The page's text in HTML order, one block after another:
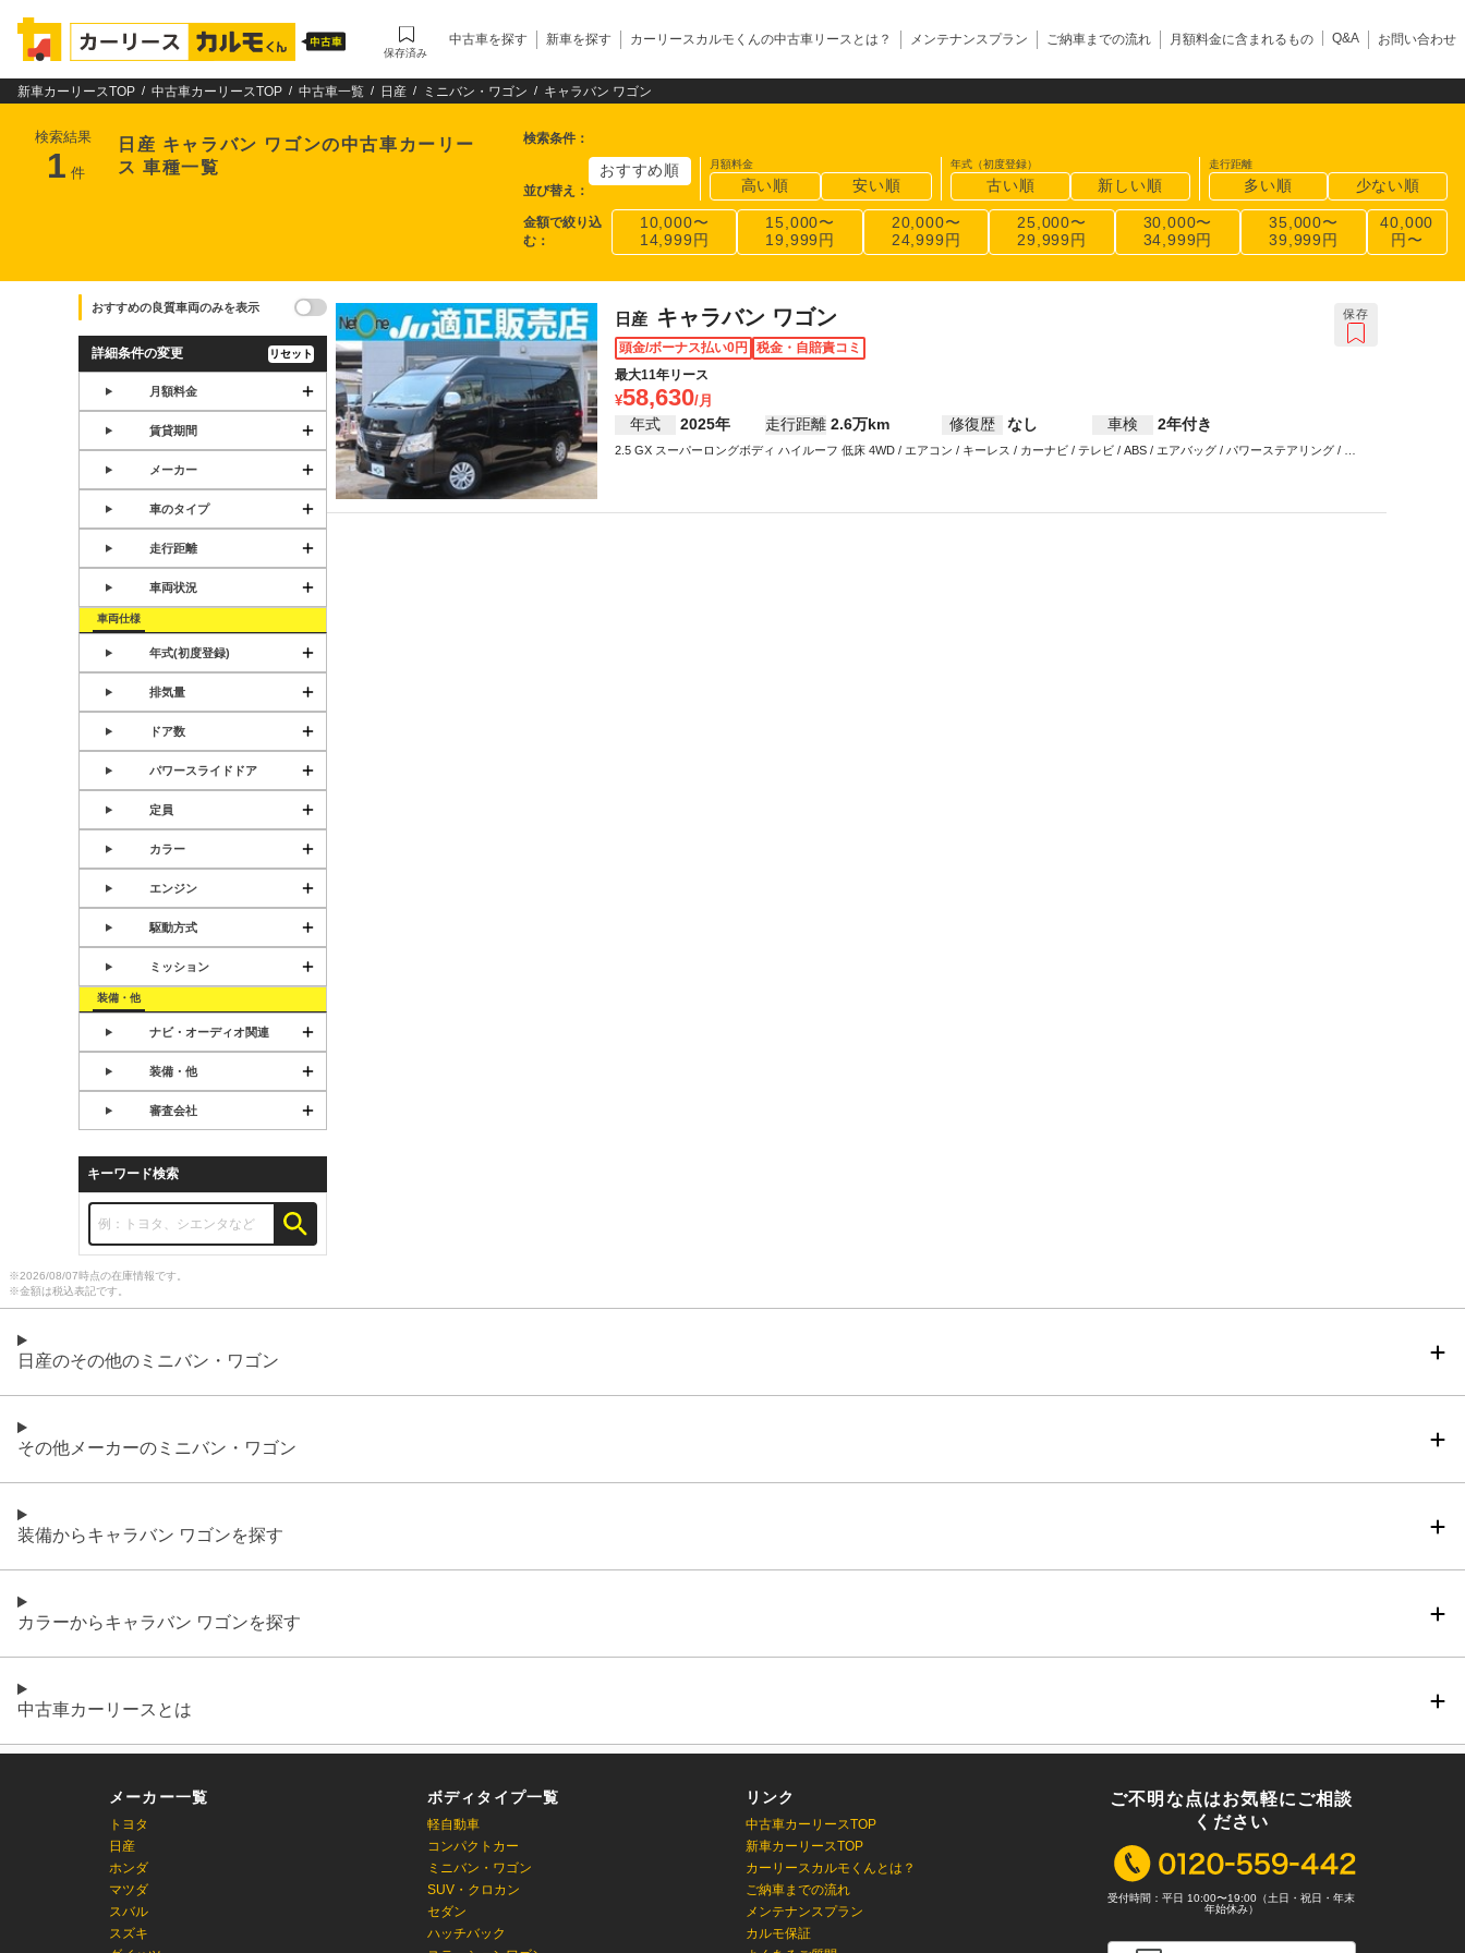
保存済み
中古車を探す 新車を探す カーリースカルモくんの中古車リースとは？ メンテナンスプラン ご納車までの流れ 月額料金に含まれるもの Q&A お問い合わせ
新車カーリースTOP 中古車カーリースTOP 中古車一覧 日産 ミニバン・ワゴン キャラバン ワゴン
検索結果
1 件
日産 キャラバン ワゴンの中古車カーリー
ス 車種一覧
検索条件 ：
並び替え ：
おすすめ順 月額料金
高い順 安い順
年式（初度登録）
古い順 新しい順
走行距離
多い順 少ない順
金額で絞り込
む ：
10,000〜
14,999円
15,000〜
19,999円
20,000〜
24,999円
25,000〜
29,999円
30,000〜
34,999円
35,000〜
39,999円
40,000
円〜
おすすめの良質車両のみを表示
詳細条件の変更 リセット
月額料金
賃貸期間
メーカー
車のタイプ
走行距離
車両状況
車両仕様
年式(初度登録)
排気量
ドア数
パワースライドドア
定員
カラー
エンジン
駆動方式
ミッション
装備・他
ナビ・オーディオ関連
装備・他
審査会社
キーワード検索
日産 キャラバン ワゴン
頭金/ボーナス払い0円
税金・自賠責コミ
最大11年リース
58,630
年式 2025年 走行距離 2.6万km 修復歴 なし 車検 2年付き
2.5 GX スーパーロングボディ ハイルーフ 低床 4WD / エアコン / キーレス / カーナビ / テレビ / ABS / エアバッグ / パワーステアリング / パ
保存
※2026/08/07時点の在庫情報です。
※金額は税込表記です。
日産のその他のミニバン・ワゴン
その他メーカーのミニバン・ワゴン
装備からキャラバン ワゴンを探す
カラーからキャラバン ワゴンを探す
中古車カーリースとは
メーカー一覧
トヨタ
日産
ホンダ
マツダ
スバル
スズキ
ボディタイプ一覧
軽自動車
コンパクトカー
ミニバン・ワゴン
SUV・クロカン
セダン
ハッチバック
リンク
中古車カーリースTOP
新車カーリースTOP
カーリースカルモくんとは？
ご納車までの流れ
メンテナンスプラン
カルモ保証
ご不明な点はお気軽にご相談
ください
受付時間：平日 10:00〜19:00（土日・祝日・年末
年始休み）